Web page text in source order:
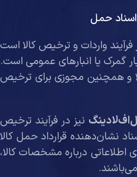
حمل
واردات و ترخیص کالا است
گمرک یا انبارهای عمومی است.
و همچنین مجوزی برای ترخیص
نیز در فرآیند ترخیص
نشان‌دهنده قرارداد حمل کالا
درباره مشخصات کالا،